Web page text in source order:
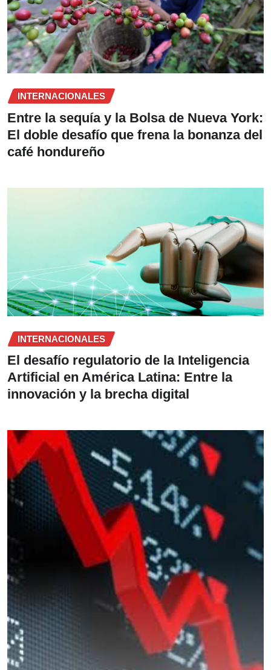
INTERNACIONALES
Entre la sequía y la Bolsa de Nueva York:
El doble desafío que frena la bonanza del
café hondureño
INTERNACIONALES
El desafío regulatorio de la Inteligencia
Artificial en América Latina: Entre la
innovación y la brecha digital